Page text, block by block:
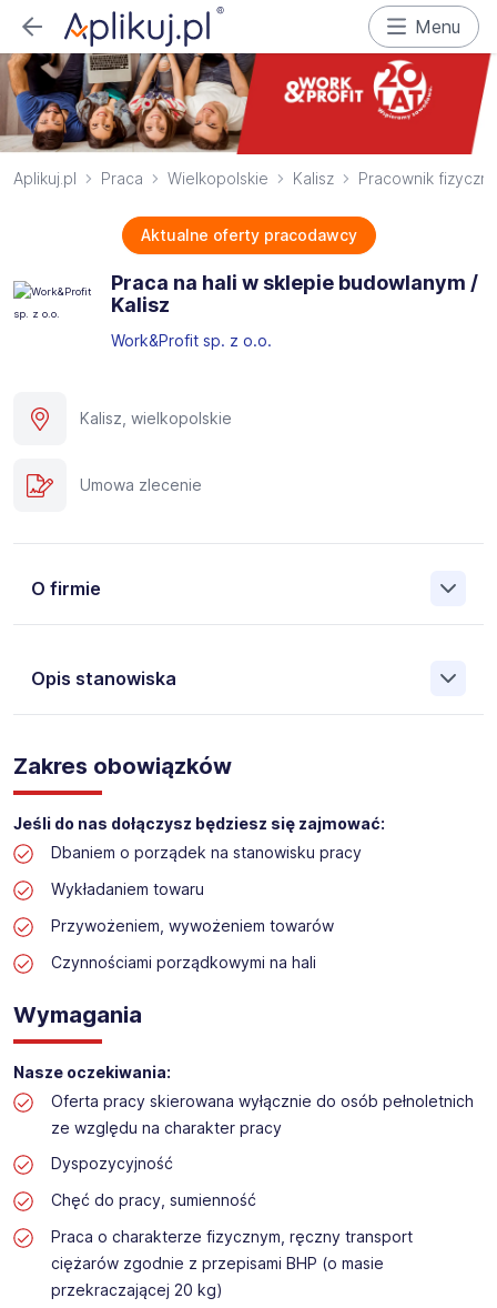
Menu
Aplikuj.pl Praca Wielkopolskie Kalisz Pracownik fizyczny
Aktualne oferty pracodawcy
Praca na hali w sklepie budowlanym /
Kalisz
Work&Profit sp. z o.o.
Kalisz, wielkopolskie
Umowa zlecenie
O firmie
Opis stanowiska
Pośrednictwa Pracy i Doradztwa Personalnego Work &
Profit jest obecnie jedną z największych niezależnych
polskich agencji zatrudnienia. W ciągu wielu lat naszej
działalności daliśmy pracę przeszło 50 000 pracowników
w całym kraju. Skutecznie znajdujemy pracowników dla
największych firm, jak również małych rodzinnych
przedsiębiorstw w Polsce. Agencja jest wpisana pod nr
stanowisko:
Lokalizacja: Kalisz
Zakres obowiązków
Jeśli do nas dołączysz będziesz się zajmować:
Dbaniem o porządek na stanowisku pracy
Wykładaniem towaru
Przywożeniem, wywożeniem towarów
Czynnościami porządkowymi na hali
Wymagania
Nasze oczekiwania:
Oferta pracy skierowana wyłącznie do osób pełnoletnich
ze względu na charakter pracy
Dyspozycyjność
Chęć do pracy, sumienność
Praca o charakterze fizycznym, ręczny transport
ciężarów zgodnie z przepisami BHP (o masie
przekraczającej 20 kg)